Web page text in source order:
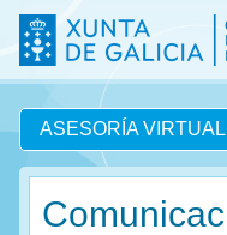
ASESORÍA